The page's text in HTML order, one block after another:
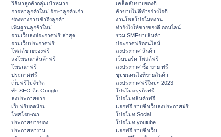
วิธีหาลูกค้ากลุ่มเป้าหมาย
การหาลูกค้าใหม่ รักษาลูกค้าเก่า
ช่องทางการเข้าถึงลูกค้า
เพิ่มฐานลูกค้าใหม่
รวมเว็บลงประกาศฟรี ล่าสุด
รวมเว็บประกาศฟรี
โพสต์ขายของฟรี
ลงโฆษณาสินค้าฟรี
โฆษณาฟรี
ประกาศฟรี
เว็บฟรีไม่จำกัด
ทำ SEO ติด Google
ลงประกาศขาย
เว็บฟรียอดนิยม
โพสโฆษณา
ประกาศขายของ
ประกาศหางาน
เคล็ดลับขายของดี
ค้าขายไม่ดีทำอย่างไรดี
งานโพสโปรโมทงาน
ทํายังไงให้ขายของดี ออนไลน์
รวม SMFขายสินค้า
ประกาศฟรีออนไลน์
ลงประกาศ สินค้า
เว็บบอร์ด โพสต์ฟรี
ลงประกาศ ซื้อ-ขาย ฟรี
ชุมชนคนไอทีขายสินค้า
ลงประกาศฟรีใหม่ๆ 2023
โปรโมทธุรกิจฟรี
โปรโมทสินค้าฟรี
แจกฟรี รายชื่อเว็บลงประกาศฟรี
โปรโมท Social
โปรโมท youtube
แจกฟรี รายชื่อเว็บ